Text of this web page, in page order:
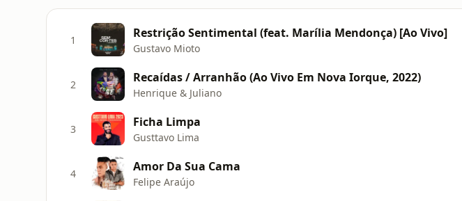
1 Restrição Sentimental (feat. Marília Mendonça) [Ao Vivo]
Gustavo Mioto
2 Recaídas / Arranhão (Ao Vivo Em Nova Iorque, 2022)
Henrique & Juliano
3 Ficha Limpa
Gusttavo Lima
4 Amor Da Sua Cama
Felipe Araújo